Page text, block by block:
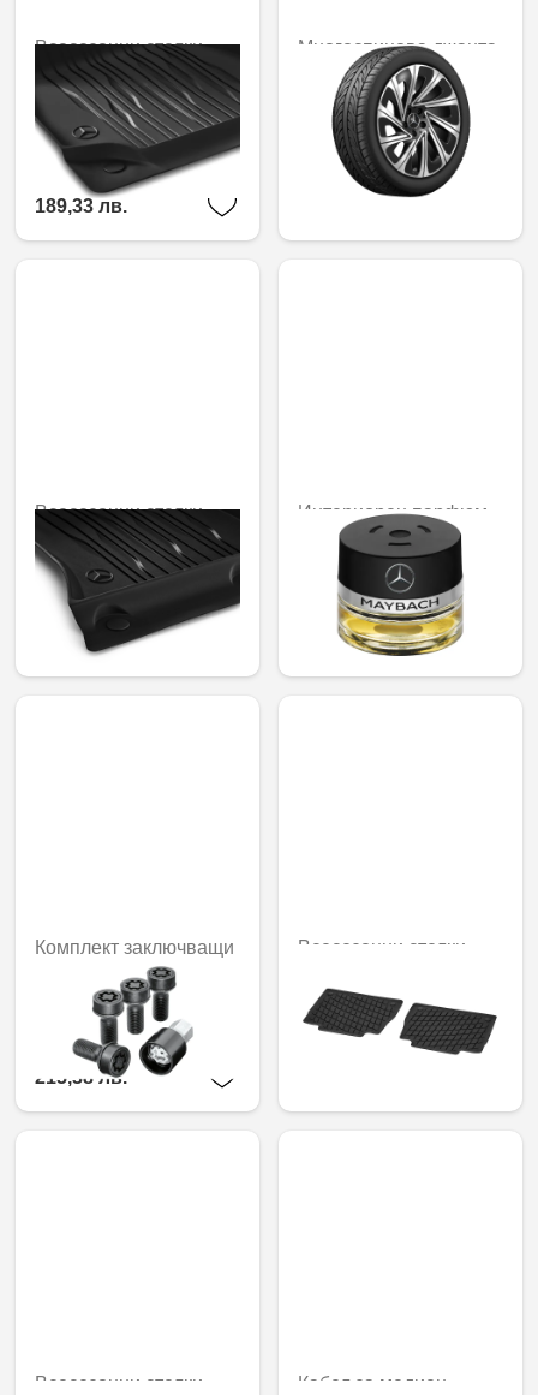
Всесезонни стелки
Dynamic Lines, за
водача/пътника
отпред, Комплект от 2
96,80 € /
189,33 лв.
Многоспицова джанта,
48,3 см (19 цола)
659,50 € /
1289,86 лв.
Всесезонни стелки
Dynamic Lines, задни,
комплект от 2
91,76 € /
179,47 лв.
Интериорен парфюм
12 MOOD ebony
121,01 € /
236,67 лв.
Комплект заключващи
механизми за джанти,
M14 x 1.5 x 27
110,12 € /
215,38 лв.
Всесезонни стелки
задни, Комплект от 2
Всесезонни стелки
Кабел за медиен